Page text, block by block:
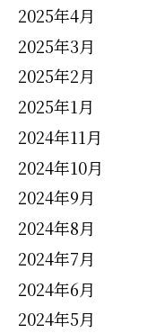
2025年4月
2025年3月
2025年2月
2025年1月
2024年11月
2024年10月
2024年9月
2024年8月
2024年7月
2024年6月
2024年5月